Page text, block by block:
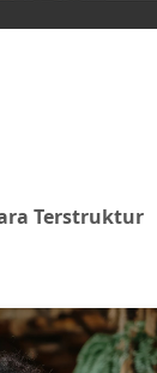
Terstruktur